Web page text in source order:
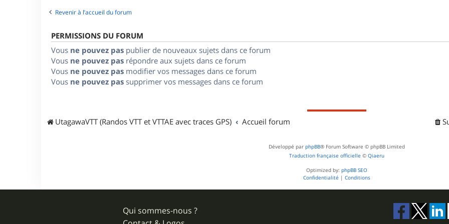
e
Revenir à l’accueil du forum
PERMISSIONS DU FORUM
Vous ne pouvez pas publier de nouveaux sujets dans ce forum
Vous ne pouvez pas répondre aux sujets dans ce forum
Vous ne pouvez pas modifier vos messages dans ce forum
Vous ne pouvez pas supprimer vos messages dans ce forum
UtagawaVTT (Randos VTT et VTTAE avec traces GPS) Accueil forum
Développé par phpBB® Forum Software © phpBB Limited
Traduction française officielle © Qiaeru
Optimized by: phpBB SEO
Confidentialité | Conditions
Qui sommes-nous ?